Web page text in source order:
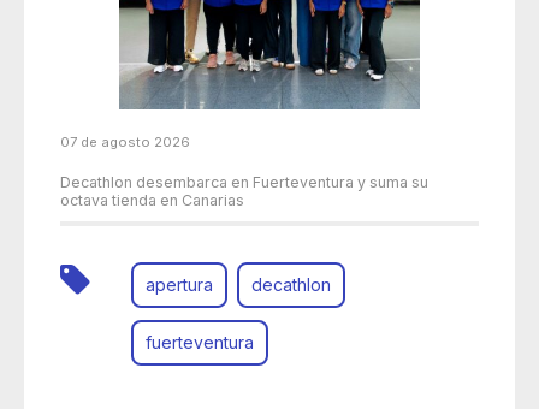
07 de agosto 2026
Decathlon desembarca en Fuerteventura y suma su
octava tienda en Canarias
apertura decathlon
fuerteventura